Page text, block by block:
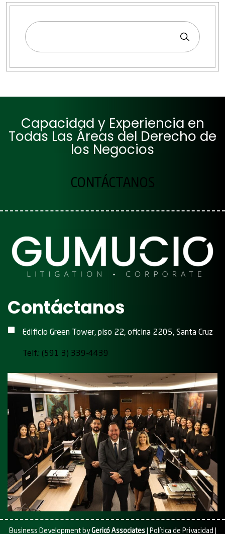
Capacidad y Experiencia en
Todas Las Áreas del Derecho de
los Negocios
CONTÁCTANOS
Contáctanos
Edificio Green Tower, piso 22, oficina 2205, Santa Cruz
Telf.: (591 3) 339-4439
Business Development byGericó Associates Política de Privacidad